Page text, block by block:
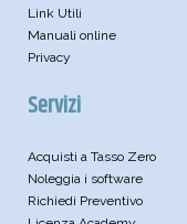
Link Utili
Manuali online
Privacy
Servizi
Acquisti a Tasso Zero
Noleggia i software
Richiedi Preventivo